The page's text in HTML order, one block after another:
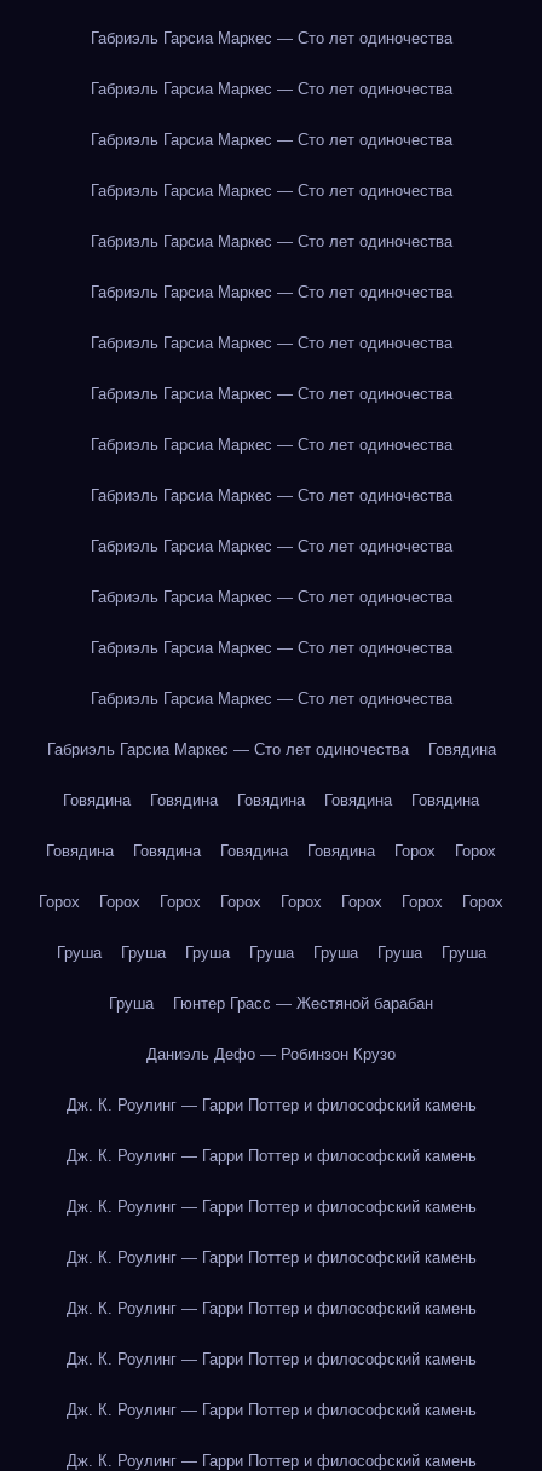
Габриэль Гарсиа Маркес — Сто лет одиночества
Габриэль Гарсиа Маркес — Сто лет одиночества
Габриэль Гарсиа Маркес — Сто лет одиночества
Габриэль Гарсиа Маркес — Сто лет одиночества
Габриэль Гарсиа Маркес — Сто лет одиночества
Габриэль Гарсиа Маркес — Сто лет одиночества
Габриэль Гарсиа Маркес — Сто лет одиночества
Габриэль Гарсиа Маркес — Сто лет одиночества
Габриэль Гарсиа Маркес — Сто лет одиночества
Габриэль Гарсиа Маркес — Сто лет одиночества
Габриэль Гарсиа Маркес — Сто лет одиночества
Габриэль Гарсиа Маркес — Сто лет одиночества
Габриэль Гарсиа Маркес — Сто лет одиночества
Габриэль Гарсиа Маркес — Сто лет одиночества
Габриэль Гарсиа Маркес — Сто лет одиночества Говядина
Говядина Говядина Говядина Говядина Говядина
Говядина Говядина Говядина Говядина Горох Горох
Горох Горох Горох Горох Горох Горох Горох Горох
Груша Груша Груша Груша Груша Груша Груша
Груша Гюнтер Грасс — Жестяной барабан
Даниэль Дефо — Робинзон Крузо
Дж. К. Роулинг — Гарри Поттер и философский камень
Дж. К. Роулинг — Гарри Поттер и философский камень
Дж. К. Роулинг — Гарри Поттер и философский камень
Дж. К. Роулинг — Гарри Поттер и философский камень
Дж. К. Роулинг — Гарри Поттер и философский камень
Дж. К. Роулинг — Гарри Поттер и философский камень
Дж. К. Роулинг — Гарри Поттер и философский камень
Дж. К. Роулинг — Гарри Поттер и философский камень